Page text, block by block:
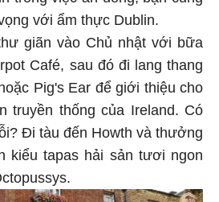
với ẩm thực Dublin.
giãn vào Chủ nhật với bữa
Café, sau đó đi lang thang
Pig's Ear để giới thiệu cho
truyền thống của Ireland. Có
Đi tàu đến Howth và thưởng
kiểu tapas hải sản tươi ngon